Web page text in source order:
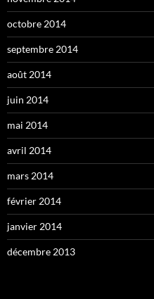
octobre 2014
septembre 2014
août 2014
juin 2014
mai 2014
avril 2014
mars 2014
février 2014
janvier 2014
décembre 2013